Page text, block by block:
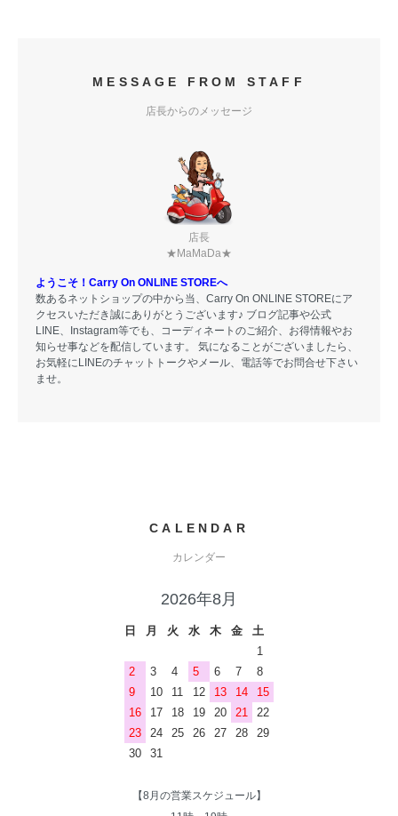
MESSAGE FROM STAFF
店長からのメッセージ
店長
★MaMaDa★
ようこそ！Carry On ONLINE STOREへ
数あるネットショップの中から当、Carry On ONLINE STOREにア
クセスいただき誠にありがとうございます♪ ブログ記事や公式
LINE、Instagram等でも、コーディネートのご紹介、お得情報やお
知らせ事などを配信しています。 気になることがございましたら、
お気軽にLINEのチャットトークやメール、電話等でお問合せ下さい
ませ。
CALENDAR
カレンダー
2026年8月
日 月 火 水 木 金
土
1
2
3 4 5 6 7
8
9
10 11 12 13 14
15
16
17 18 19 20 21
22
23
24 25 26 27 28
29
30
31
【8月の営業スケジュール】